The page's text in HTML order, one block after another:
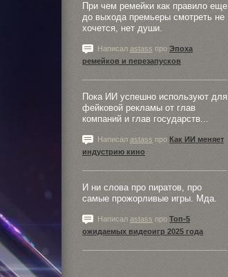
При чем ремейки как правило еще
до выхода премьеры смотреть не
хочется, нет души.
Написал astass про Эпоха
ремейков и перезапусков
Пока ИИ успешно используют для
фейковой рекламы от глав
компаний и глав государств...
Написал astass про Как ИИ меняет
индустрию кино
И ни слова про пиратов, про
самые прожорливые игры. Мда.
Написал astass про Топ-5
ожидаемых видеоигр 2025 года